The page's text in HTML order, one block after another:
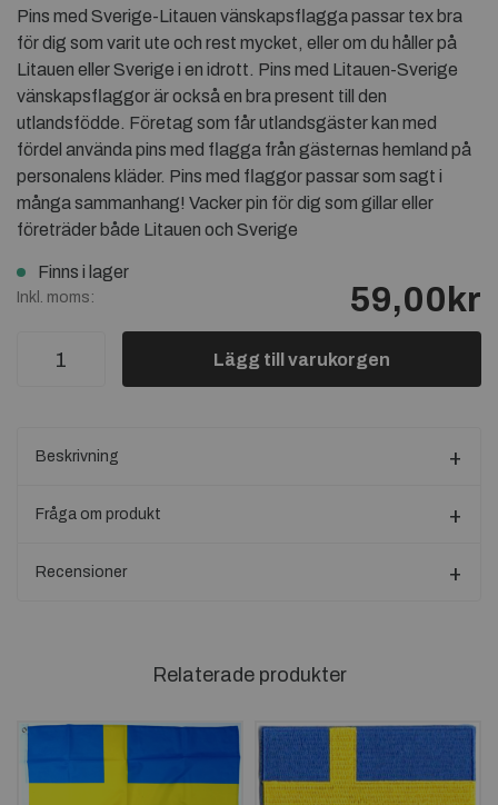
Pins med Sverige-Litauen vänskapsflagga passar tex bra
för dig som varit ute och rest mycket, eller om du håller på
Litauen eller Sverige i en idrott. Pins med Litauen-Sverige
vänskapsflaggor är också en bra present till den
utlandsfödde. Företag som får utlandsgäster kan med
fördel använda pins med flagga från gästernas hemland på
personalens kläder. Pins med flaggor passar som sagt i
många sammanhang! Vacker pin för dig som gillar eller
företräder både Litauen och Sverige
Finns i lager
Inkl. moms: 59,00kr
Lägg till varukorgen
Beskrivning
Fråga om produkt
Recensioner
Relaterade produkter